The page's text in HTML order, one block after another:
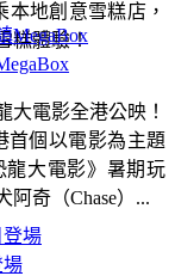
地創意雪糕店，
糕體驗！
場
大電影全港公映！
首個以電影為主題
龍大電影》暑期玩
奇（Chase）...